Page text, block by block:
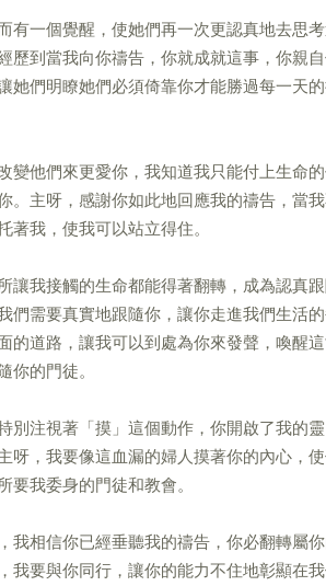
有一個覺醒，使她們再一次更認真地去思
歷到當我向你禱告，你就成就這事，你親
她們明瞭她們必須倚靠你才能勝過每一天
變他們來更愛你，我知道我只能付上生命
。主呀，感謝你如此地回應我的禱告，當
我，使我可以站立得住。
讓我接觸的生命都能得著翻轉，成為認真
們需要真實地跟隨你，讓你走進我們生活
的道路，讓我可以到處為你來發聲，喚醒
的門徒。
別注視著「摸」這個動作，你開啟了我的
呀，我要像這血漏的婦人摸著你的內心，
我委身的門徒和教會。
我相信你已經垂聽我的禱告，你必翻轉屬
我要與你同行，讓你的能力不住地彰顯在